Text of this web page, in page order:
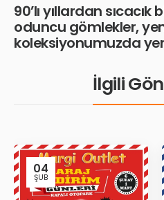
90’lı yıllardan
oduncu gömlekler,
koleksiyonumuzda
İlgili
04
ŞUB